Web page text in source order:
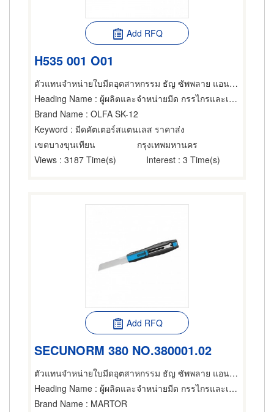
Add RFQ
H535 001 O01
ตัวแทนจำหน่ายใบมีดอุตสาหกรรม ธัญ ซัพพลาย แอนด์ เซอร์วิส
Heading Name : ผู้ผลิตและจำหน่ายมีด กรรไกรและเครื่องตัด,เครื่องมือใช้ตัด,ผลิตภัณฑ์โลหะ
Brand Name : OLFA SK-12
Keyword : มีดคัตเตอร์สแตนเลส ราคาส่ง
เขตบางขุนเทียน
กรุงเทพมหานคร
Views : 3187 Time(s) Interest : 3 Time(s)
Add RFQ
SECUNORM 380 NO.380001.02
ตัวแทนจำหน่ายใบมีดอุตสาหกรรม ธัญ ซัพพลาย แอนด์ เซอร์วิส
Heading Name : ผู้ผลิตและจำหน่ายมีด กรรไกรและเครื่องตัด,ผลิตภัณฑ์โลหะ,เครื่องมือใช้ตัด
Brand Name : MARTOR